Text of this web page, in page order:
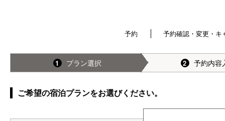
予約 予約確認・変更・キ
1 プラン選択 2 予約内容
ご希望の宿泊プランをお選びください。